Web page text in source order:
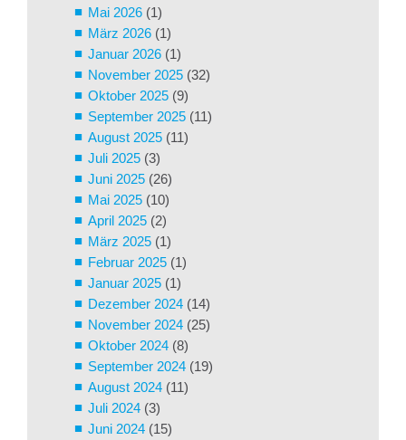
Mai 2026 (1)
März 2026 (1)
Januar 2026 (1)
November 2025 (32)
Oktober 2025 (9)
September 2025 (11)
August 2025 (11)
Juli 2025 (3)
Juni 2025 (26)
Mai 2025 (10)
April 2025 (2)
März 2025 (1)
Februar 2025 (1)
Januar 2025 (1)
Dezember 2024 (14)
November 2024 (25)
Oktober 2024 (8)
September 2024 (19)
August 2024 (11)
Juli 2024 (3)
Juni 2024 (15)